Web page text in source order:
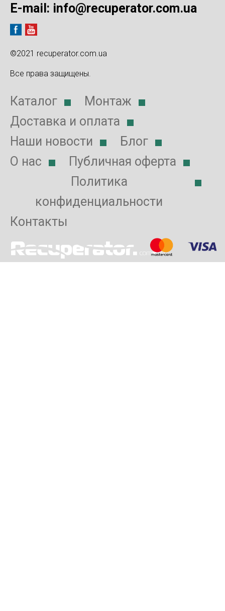
E-mail: info@recuperator.com.ua
©2021 recuperator.com.ua
Все права защищены.
Каталог
Монтаж
Доставка и оплата
Наши новости
Блог
О нас
Публичная оферта
Политика
конфиденциальности
Контакты